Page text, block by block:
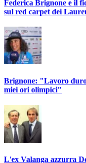
Federica Brignone e il
sul red carpet dei
Brignone: "Lavoro duro
miei ori olimpici"
L'ex Valanga azzurra